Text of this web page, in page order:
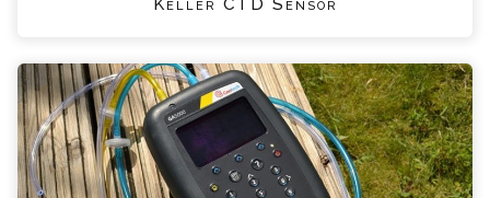
Keller CTD Sensor